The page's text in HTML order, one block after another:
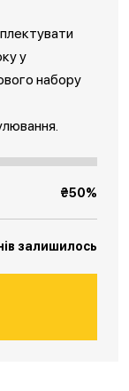
у
набору
₴50%
залишилось